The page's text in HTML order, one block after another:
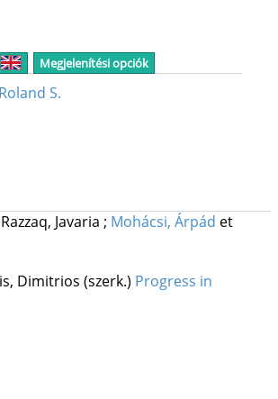
Megjelenítési opciók
S.
Razzaq, Javaria ; Mohácsi, Árpád et
Dimitrios (szerk.) Progress in